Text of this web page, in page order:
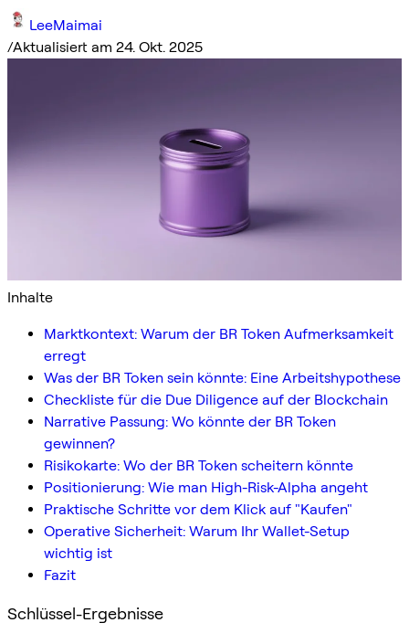
LeeMaimai
/Aktualisiert am 24. Okt. 2025
Inhalte
Marktkontext: Warum der BR Token Aufmerksamkeit
erregt
Was der BR Token sein könnte: Eine Arbeitshypothese
Checkliste für die Due Diligence auf der Blockchain
Narrative Passung: Wo könnte der BR Token
gewinnen?
Risikokarte: Wo der BR Token scheitern könnte
Positionierung: Wie man High-Risk-Alpha angeht
Praktische Schritte vor dem Klick auf "Kaufen"
Operative Sicherheit: Warum Ihr Wallet-Setup
wichtig ist
Fazit
Schlüssel-Ergebnisse